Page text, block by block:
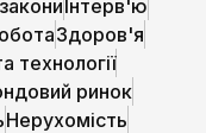
Інтерв'ю
Здоров'я
технології
ринок
Нерухомість